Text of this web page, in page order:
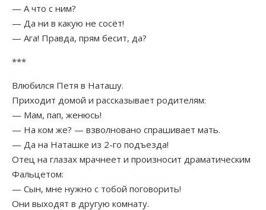
— А что с ним?
— Да ни в какую не сосёт!
— Ага! Правда, прям бесит, да?
***
Влюбился Петя в Наташу.
Приходит домой и рассказывает родителям:
— Мам, пап, женюсь!
— На ком же? — взволновано спрашивает мать.
— Да на Наташке из 2-го подъезда!
Отец на глазах мрачнеет и произносит драматическим
Фальцетом:
— Сын, мне нужно с тобой поговорить!
Они выходят в другую комнату.